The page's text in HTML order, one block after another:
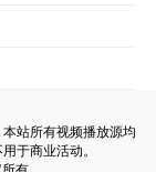
站所有视频播放源均
于商业活动。